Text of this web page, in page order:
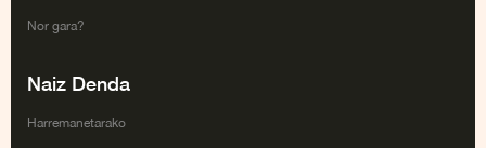
Nor gara?
Naiz Denda
Harremanetarako